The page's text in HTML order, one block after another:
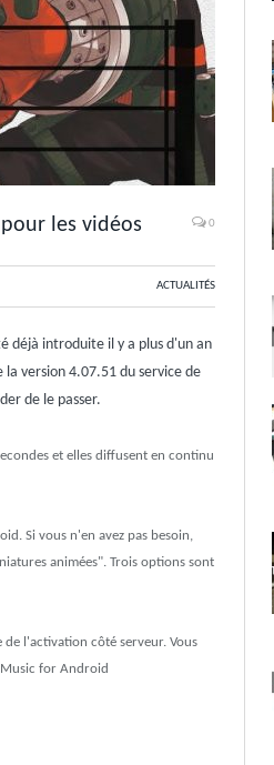
les vidéos 0
ACTUALITÉS
déjà introduite il y a plus d'un an
version 4.07.51 du service de
de le passer.
et elles diffusent en continu
Si vous n'en avez pas besoin,
animées". Trois options sont
l'activation côté serveur. Vous
Music for Android